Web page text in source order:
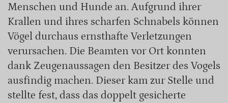
Menschen und Hunde an. Aufgrund ihrer
Krallen und ihres scharfen Schnabels können
Vögel durchaus ernsthafte Verletzungen
verursachen. Die Beamten vor Ort konnten
dank Zeugenaussagen den Besitzer des Vogels
ausfindig machen. Dieser kam zur Stelle und
stellte fest, dass das doppelt gesicherte